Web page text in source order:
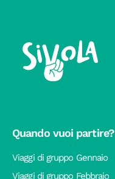
Quando vuoi partire?
Viaggi di gruppo Gennaio
Viaggi di gruppo Febbraio